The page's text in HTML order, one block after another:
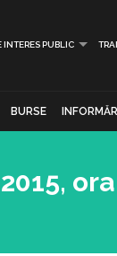
PUBLIC
BURSE INFORMĂRI
ora